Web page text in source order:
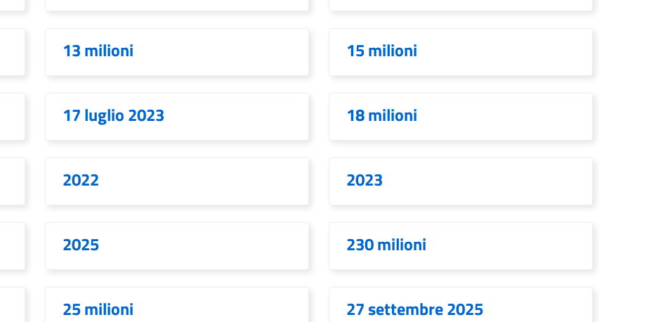
13 milioni 15 milioni
17 luglio 2023 18 milioni
2022 2023
2025 230 milioni
25 milioni 27 settembre 2025